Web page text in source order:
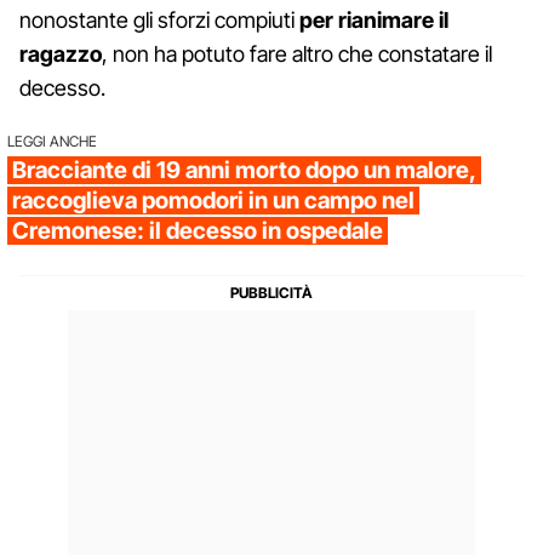
nonostante gli sforzi compiutiper rianimare il
ragazzo, non ha potuto fare altro che constatare il
decesso.
LEGGI ANCHE
Bracciante di 19 anni morto dopo un malore,
raccoglieva pomodori in un campo nel
Cremonese: il decesso in ospedale